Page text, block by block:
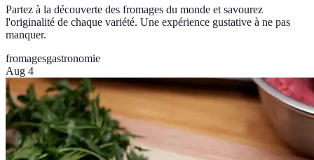
Partez à la découverte des fromages du monde et savourez
l'originalité de chaque variété. Une expérience gustative à ne pas
manquer.
fromagesgastronomie
Aug 4